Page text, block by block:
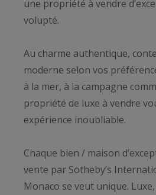
une propriété à vendre
volupté.
Au charme authentique,
moderne selon vos
à la mer, à la campagne
propriété de luxe à vendre
expérience inoubliable.
Chaque bien / maison
vente par Sotheby’s
Monaco se veut unique.